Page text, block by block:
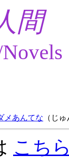
間
メあんてな （じ
こち